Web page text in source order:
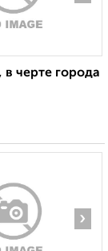
черте города
›